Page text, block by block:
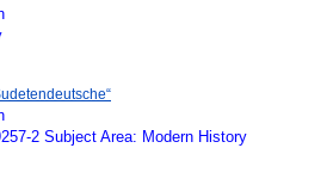
2 Subject Area: Modern History